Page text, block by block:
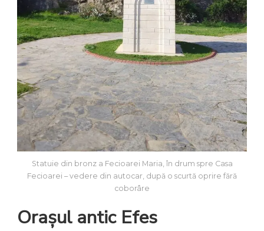
Statuie din bronz a Fecioarei Maria, în drum spre Casa
Fecioarei – vedere din autocar, după o scurtă oprire fără
coborâre
Orașul antic Efes